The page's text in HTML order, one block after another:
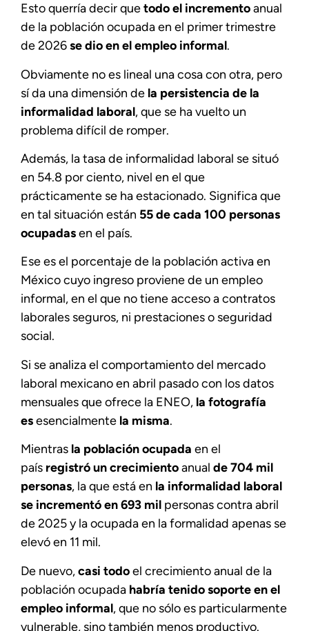
Esto querría decir quetodo el incrementoanual
de la población ocupada en el primer trimestre
de 2026se dio en el empleo informal.
Obviamente no es lineal una cosa con otra, pero
sí da una dimensión de la persistencia de la
informalidad laboral, que se ha vuelto un
problema difícil de romper.
Además, la tasa de informalidad laboral se situó
en 54.8 por ciento, nivel en el que
prácticamente se ha estacionado. Significa que
en tal situación están 55 de cada 100 personas
ocupadasen el país.
Ese es el porcentaje de la población activa en
México cuyo ingreso proviene de un empleo
informal, en el que no tiene acceso a contratos
laborales seguros, ni prestaciones o seguridad
social.
Si se analiza el comportamiento del mercado
laboral mexicano en abril pasado con los datos
mensuales que ofrece la ENEO, la fotografía
esesencialmente la misma.
Mientras la población ocupada en el
país registró un crecimientoanual de 704 mil
personas, la que está en la informalidad laboral
se incrementó en 693 mil personas contra abril
de 2025 y la ocupada en la formalidad apenas se
elevó en 11 mil.
De nuevo,casi todoel crecimiento anual de la
población ocupada habría tenido soporte en el
empleo informal, que no sólo es particularmente
vulnerable, sino también menos productivo.